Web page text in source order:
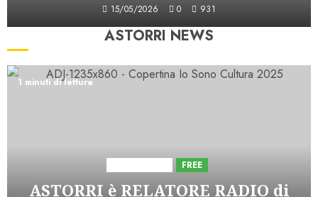
15/05/2026 0 931
ASTORRI NEWS
1 minuti di lettura
FREE
ASTORRI è RELATORE RADIO di